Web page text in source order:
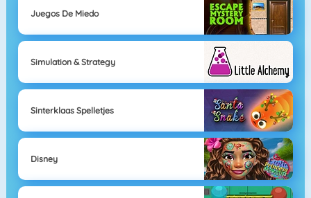
Juegos De Miedo
Simulation & Strategy
Sinterklaas Spelletjes
Disney